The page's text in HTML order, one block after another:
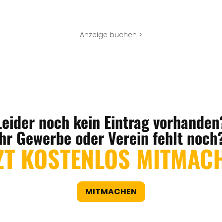
Anzeige buchen >
noch kein Eintrag
Gewerbe oder Verein fehlt
KOSTENLOS
MITMACHEN